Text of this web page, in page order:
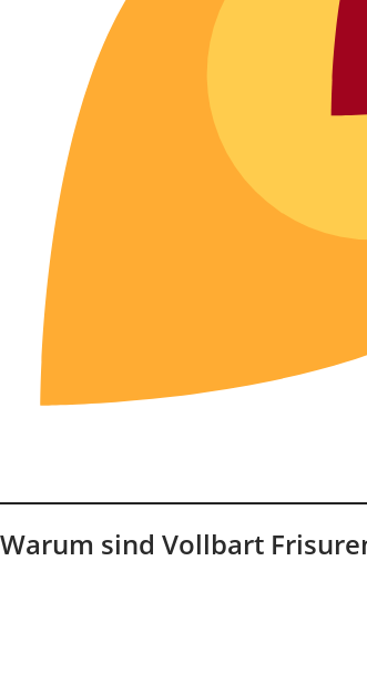
Warum sind Vollbart